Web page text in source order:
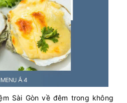
Sài Gòn về đêm trong không